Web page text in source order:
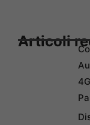
Articoli